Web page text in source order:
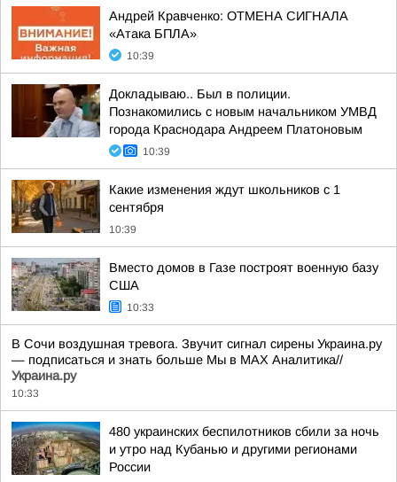
Андрей Кравченко: ОТМЕНА СИГНАЛА
«Атака БПЛА»
10:39
Докладываю.. Был в полиции.
Познакомились с новым начальником УМВД
города Краснодара Андреем Платоновым
10:39
Какие изменения ждут школьников с 1
сентября
10:39
Вместо домов в Газе построят военную базу
США
10:33
В Сочи воздушная тревога. Звучит сигнал сирены Украина.ру
— подписаться и знать больше Мы в MAX Аналитика//
Украина.ру
10:33
480 украинских беспилотников сбили за ночь
и утро над Кубанью и другими регионами
России